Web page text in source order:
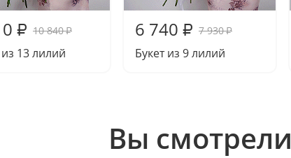
₽ 10 840₽
из 13 лилий
6 740 ₽ 7 930₽
Букет из 9 лилий
Вы смотрели